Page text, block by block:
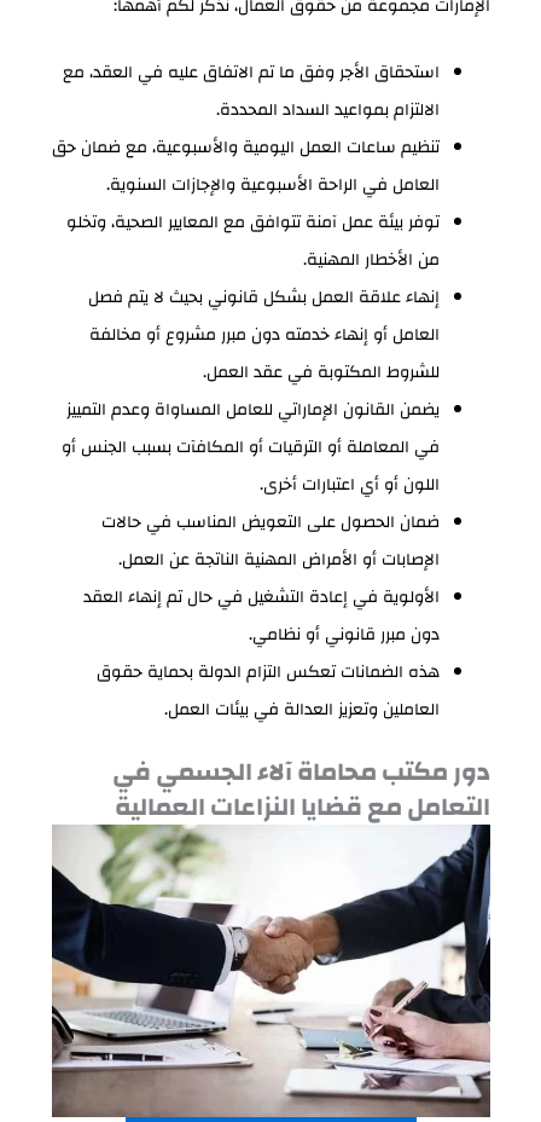
استحقاق الأجر وفق ما تم الاتفاق عليه في العقد، مع
الالتزام بمواعيد السداد المحددة.
تنظيم ساعات العمل اليومية والأسبوعية، مع ضمان حق
العامل في الراحة الأسبوعية والإجازات السنوية.
توفر بيئة عمل آمنة تتوافق مع المعايير الصحية، وتخلو
من الأخطار المهنية.
إنهاء علاقة العمل بشكل قانوني بحيث لا يتم فصل
العامل أو إنهاء خدمته دون مبرر مشروع أو مخالفة
للشروط المكتوبة في عقد العمل.
يضمن القانون الإماراتي للعامل المساواة وعدم التمييز
في المعاملة أو الترقيات أو المكافآت بسبب الجنس أو
اللون أو أي اعتبارات أخرى.
ضمان الحصول على التعويض المناسب في حالات
الإصابات أو الأمراض المهنية الناتجة عن العمل.
الأولوية في إعادة التشغيل في حال تم إنهاء العقد
دون مبرر قانوني أو نظامي.
هذه الضمانات تعكس التزام الدولة بحماية حقوق
العاملين وتعزيز العدالة في بيئات العمل.
دور مكتب محاماة آلاء الجسمي في
التعامل مع قضايا النزاعات العمالية